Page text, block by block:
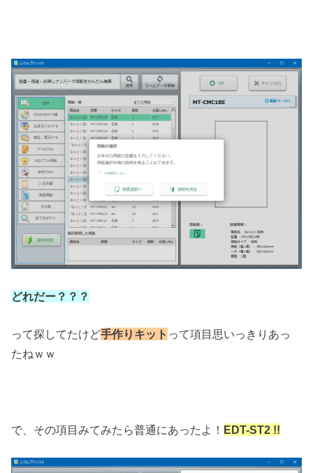
どれだー？？？
って探してたけど手作りキット って項目思いっきりあっ
たねｗｗ
で、その項目みてみたら普通にあったよ！ EDT-ST2 !!